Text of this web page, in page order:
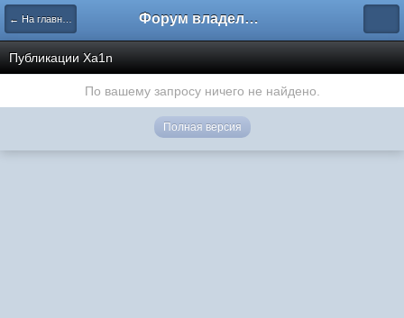
← На главную Форум владельцев интернет-магазинов
Публикации Xa1n
По вашему запросу ничего не найдено.
Полная версия